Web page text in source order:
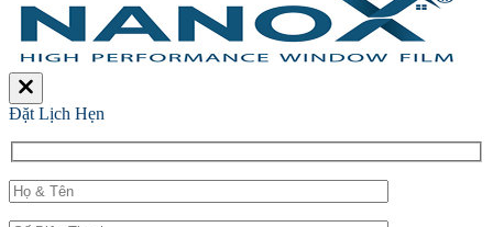
Đặt Lịch Hẹn